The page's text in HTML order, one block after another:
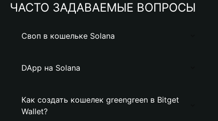
ЧАСТО ЗАДАВАЕМЫЕ ВОПРОСЫ
Своп в кошельке Solana
DApp на Solana
Как создать кошелек greengreen в Bitget
Wallet?